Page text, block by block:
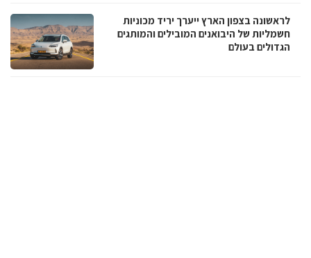
לראשונה בצפון הארץ ייערך יריד מכוניות
חשמליות של היבואנים המובילים והמותגים
הגדולים בעולם